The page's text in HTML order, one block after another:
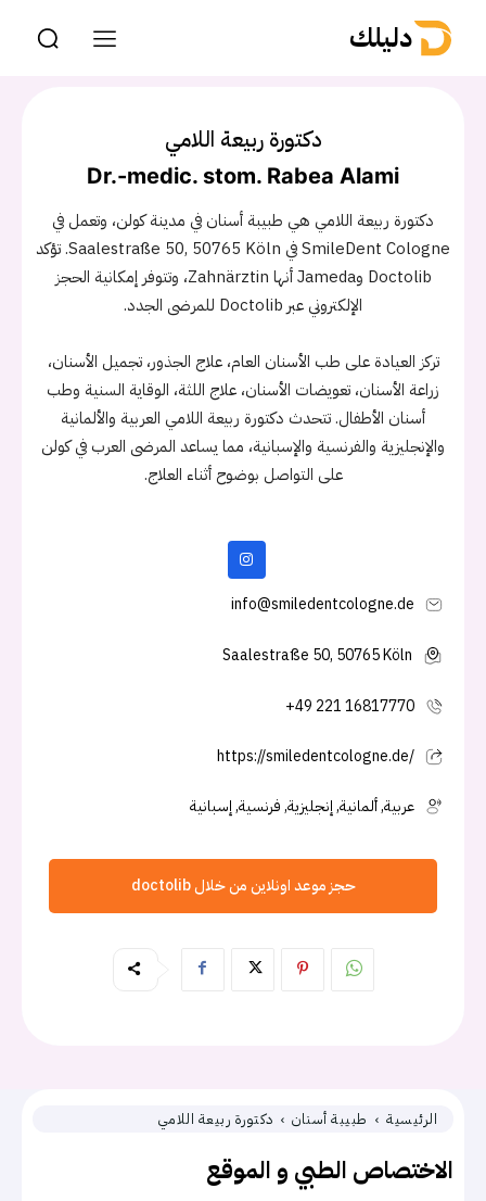
دليلك
الرئيسية طبيبة أسنان دكتورة ربيعة اللامي
الاختصاص الطبي و الموقع
دكتورة ربيعة اللامي
Dr.-medic. stom. Rabea Alami
دكتورة ربيعة اللامي هي طبيبة أسنان في مدينة كولن، وتعمل في
SmileDent Cologne في Saalestraße 50, 50765 Köln. تؤكد
Doctolib وJameda أنها Zahnärztin، وتتوفر إمكانية الحجز
الإلكتروني عبر Doctolib للمرضى الجدد.
تركز العيادة على طب الأسنان العام، علاج الجذور، تجميل الأسنان،
زراعة الأسنان، تعويضات الأسنان، علاج اللثة، الوقاية السنية وطب
أسنان الأطفال. تتحدث دكتورة ربيعة اللامي العربية والألمانية
والإنجليزية والفرنسية والإسبانية، مما يساعد المرضى العرب في كولن
على التواصل بوضوح أثناء العلاج.
info@smiledentcologne.de
Saalestraße 50, 50765 Köln
+49 221 16817770
https://smiledentcologne.de/
عربية, ألمانية, إنجليزية, فرنسية, إسبانية
حجز موعد اونلاين من خلال doctolib